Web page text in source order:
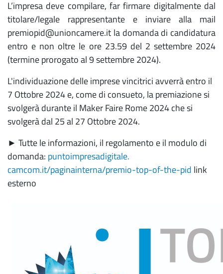
L’impresa deve compilare, far firmare digitalmente dal
titolare/legale rappresentante e inviare alla mail
premiopid@unioncamere.it la domanda di candidatura
entro e non oltre le ore 23.59 del 2 settembre 2024
(termine prorogato al 9 settembre 2024).
L'individuazione delle imprese vincitrici avverrà entro il
7 Ottobre 2024 e, come di consueto, la premiazione si
svolgerà durante il Maker Faire Rome 2024 che si
svolgerà dal 25 al 27 Ottobre 2024.
► Tutte le informazioni, il regolamento e il modulo di
domanda: puntoimpresadigitale.
camcom.it/paginainterna/premio-top-of-the-pid link
esterno